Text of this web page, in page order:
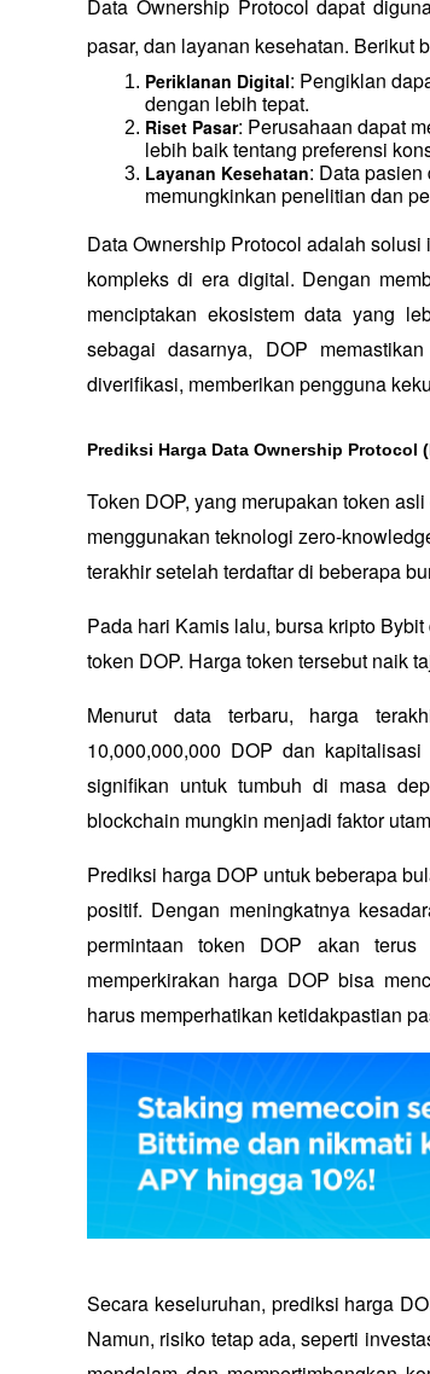
Data Ownership Protocol dapat
pasar, dan layanan kesehatan. Berikut
Periklanan Digital: Pengiklan
dengan lebih tepat.
Riset Pasar: Perusahaan dapat
lebih baik tentang preferensi
Layanan Kesehatan: Data
memungkinkan penelitian dan
Data Ownership Protocol adalah
kompleks di era digital. Dengan
menciptakan ekosistem data yang
sebagai dasarnya, DOP
diverifikasi, memberikan pengguna
Prediksi Harga Data Ownership Protocol
Token DOP, yang merupakan token
menggunakan teknologi zero-
terakhir setelah terdaftar di beberapa
Pada hari Kamis lalu, bursa kripto
token DOP. Harga token tersebut naik
Menurut data terbaru, harga
10,000,000,000 DOP dan
signifikan untuk tumbuh di masa
blockchain mungkin menjadi faktor
Prediksi harga DOP untuk beberapa
positif. Dengan meningkatnya
permintaan token DOP akan
memperkirakan harga DOP bisa
harus memperhatikan ketidakpastian
Secara keseluruhan, prediksi harga
Namun, risiko tetap ada, seperti